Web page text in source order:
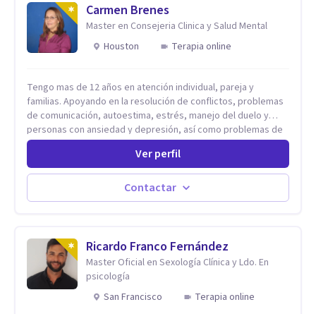
Carmen Brenes
Master en Consejeria Clinica y Salud Mental
Houston
Terapia online
Tengo mas de 12 años en atención individual, pareja y
familias. Apoyando en la resolución de conflictos, problemas
de comunicación, autoestima, estrés, manejo del duelo y
personas con ansiedad y depresión, así como problemas de
conducta y comportamiento. Desarrollo de personas
Estableciendo metas a corto y largo plazo, es vital para la
vida de cada uno tener su propia vision.
Ver perfil
Contactar
Ricardo Franco Fernández
Master Oficial en Sexología Clínica y Ldo. En
psicología
San Francisco
Terapia online